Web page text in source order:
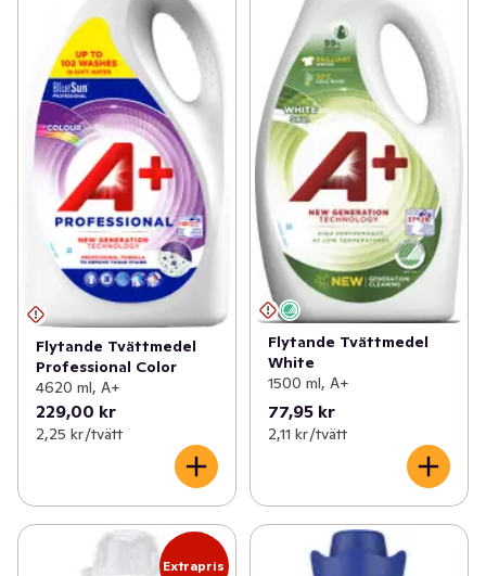
Flytande Tvättmedel
Professional Color
4620 ml, A+
229,00 kr
2,25 kr /tvätt
Flytande Tvättmedel
White
1500 ml, A+
77,95 kr
2,11 kr /tvätt
Extrapris